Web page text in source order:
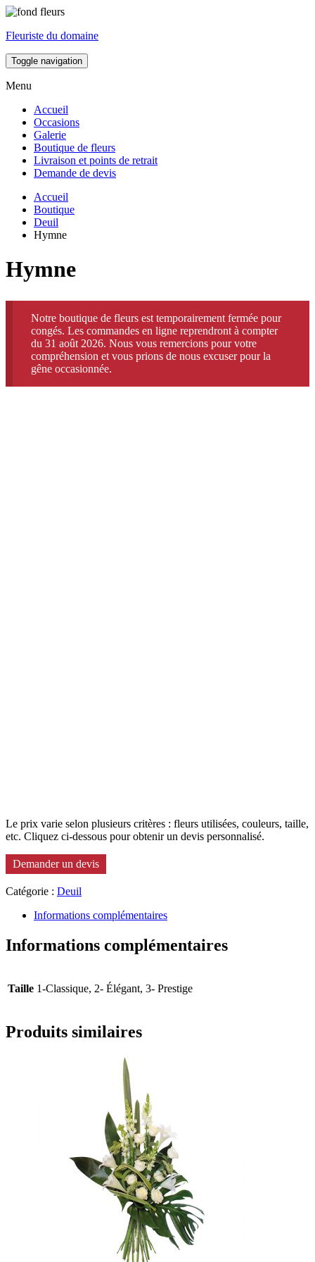
Fleuriste du domaine
Toggle navigation
Menu
Accueil
Occasions
Galerie
Boutique de fleurs
Livraison et points de retrait
Demande de devis
Accueil
Boutique
Deuil
Hymne
Hymne
Notre boutique de fleurs est temporairement fermée pour
congés. Les commandes en ligne reprendront à compter
du 31 août 2026. Nous vous remercions pour votre
compréhension et vous prions de nous excuser pour la
gêne occasionnée.
Le prix varie selon plusieurs critères : fleurs utilisées, couleurs, taille,
etc. Cliquez ci-dessous pour obtenir un devis personnalisé.
Demander un devis
Catégorie : Deuil
Informations complémentaires
Informations complémentaires
Taille 1-Classique, 2- Élégant, 3- Prestige
Produits similaires